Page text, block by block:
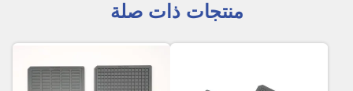
منتجات ذات صلة